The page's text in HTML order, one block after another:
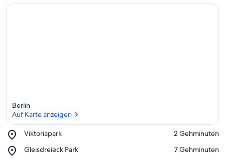
Berlin
Auf Karte anzeigen
Viktoriapark
Place,
‪2 Gehminuten‬
Gleisdreieck Park
Place,
‪7 Gehminuten‬